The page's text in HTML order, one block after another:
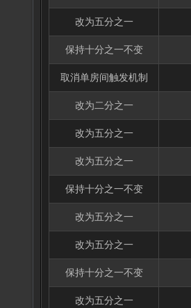
改为五分之一
保持十分之一不变
取消单房间触发机制
改为二分之一
改为五分之一
改为五分之一
保持十分之一不变
改为五分之一
改为五分之一
保持十分之一不变
改为五分之一